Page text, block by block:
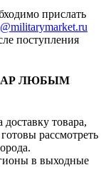
прислать
поступления
ЛЮБЫМ
товара,
рассмотреть
в выходные